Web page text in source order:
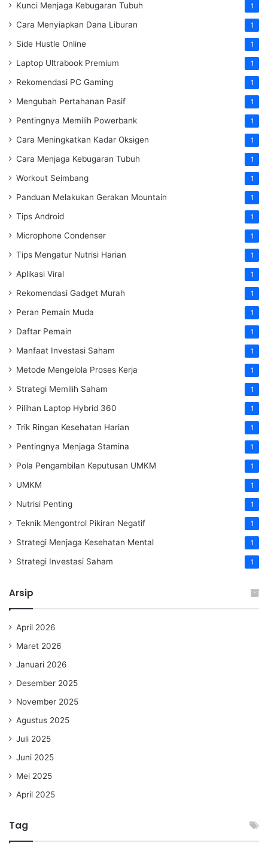
Kunci Menjaga Kebugaran Tubuh 1
Cara Menyiapkan Dana Liburan 1
Side Hustle Online 1
Laptop Ultrabook Premium 1
Rekomendasi PC Gaming 1
Mengubah Pertahanan Pasif 1
Pentingnya Memilih Powerbank 1
Cara Meningkatkan Kadar Oksigen 1
Cara Menjaga Kebugaran Tubuh 1
Workout Seimbang 1
Panduan Melakukan Gerakan Mountain 1
Tips Android 1
Microphone Condenser 1
Tips Mengatur Nutrisi Harian 1
Aplikasi Viral 1
Rekomendasi Gadget Murah 1
Peran Pemain Muda 1
Daftar Pemain 1
Manfaat Investasi Saham 1
Metode Mengelola Proses Kerja 1
Strategi Memilih Saham 1
Pilihan Laptop Hybrid 360 1
Trik Ringan Kesehatan Harian 1
Pentingnya Menjaga Stamina 1
Pola Pengambilan Keputusan UMKM 1
UMKM 1
Nutrisi Penting 1
Teknik Mengontrol Pikiran Negatif 1
Strategi Menjaga Kesehatan Mental 1
Strategi Investasi Saham 1
Arsip
April 2026
Maret 2026
Januari 2026
Desember 2025
November 2025
Agustus 2025
Juli 2025
Juni 2025
Mei 2025
April 2025
Tag